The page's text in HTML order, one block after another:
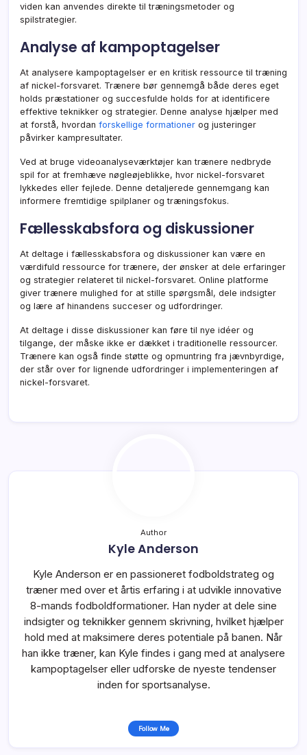
viden kan anvendes direkte til træningsmetoder og
spilstrategier.
Analyse af kampoptagelser
At analysere kampoptagelser er en kritisk ressource til træning
af nickel-forsvaret. Trænere bør gennemgå både deres eget
holds præstationer og succesfulde holds for at identificere
effektive teknikker og strategier. Denne analyse hjælper med
at forstå, hvordan forskellige formationer og justeringer
påvirker kampresultater.
Ved at bruge videoanalyseværktøjer kan trænere nedbryde
spil for at fremhæve nøgleøjeblikke, hvor nickel-forsvaret
lykkedes eller fejlede. Denne detaljerede gennemgang kan
informere fremtidige spilplaner og træningsfokus.
Fællesskabsfora og diskussioner
At deltage i fællesskabsfora og diskussioner kan være en
værdifuld ressource for trænere, der ønsker at dele erfaringer
og strategier relateret til nickel-forsvaret. Online platforme
giver trænere mulighed for at stille spørgsmål, dele indsigter
og lære af hinandens succeser og udfordringer.
At deltage i disse diskussioner kan føre til nye idéer og
tilgange, der måske ikke er dækket i traditionelle ressourcer.
Trænere kan også finde støtte og opmuntring fra jævnbyrdige,
der står over for lignende udfordringer i implementeringen af
nickel-forsvaret.
Author
Kyle Anderson
Kyle Anderson er en passioneret fodboldstrateg og
træner med over et årtis erfaring i at udvikle innovative
8-mands fodboldformationer. Han nyder at dele sine
indsigter og teknikker gennem skrivning, hvilket hjælper
hold med at maksimere deres potentiale på banen. Når
han ikke træner, kan Kyle findes i gang med at analysere
kampoptagelser eller udforske de nyeste tendenser
inden for sportsanalyse.
Follow Me